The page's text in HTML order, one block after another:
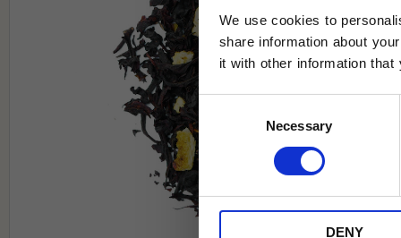
We use cookies to
share information about
it with other information that
Necessary
DENY
Jag samtycker till Tehuset Javas
* Rabatten gäller endast online på
på ordinarie priser och kan ej